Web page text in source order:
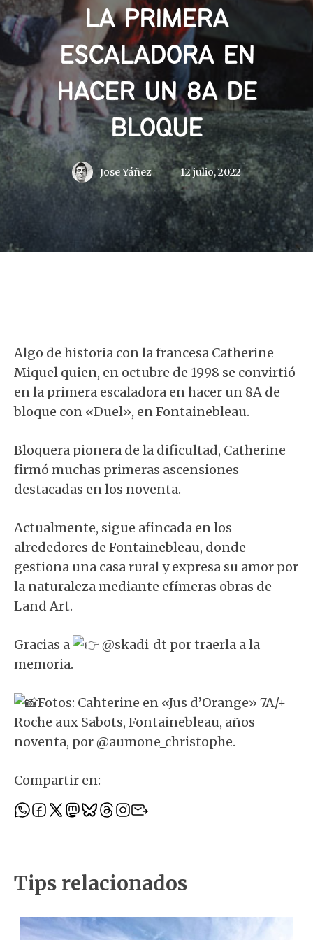
LA PRIMERA
ESCALADORA EN
HACER UN 8A DE
BLOQUE
Jose Yáñez 12 julio, 2022
Algo de historia con la francesa Catherine
Miquel quien, en octubre de 1998 se convirtió
en la primera escaladora en hacer un 8A de
bloque con «Duel», en Fontainebleau.
Bloquera pionera de la dificultad, Catherine
firmó muchas primeras ascensiones
destacadas en los noventa.
Actualmente, sigue afincada en los
alrededores de Fontainebleau, donde
gestiona una casa rural y expresa su amor por
la naturaleza mediante efímeras obras de
Land Art.
Gracias a
@skadi_dt por traerla a la
memoria.
Fotos: Cahterine en «Jus d’Orange» 7A/+
Roche aux Sabots, Fontainebleau, años
noventa, por @aumone_christophe.
Compartir en:
Tips relacionados